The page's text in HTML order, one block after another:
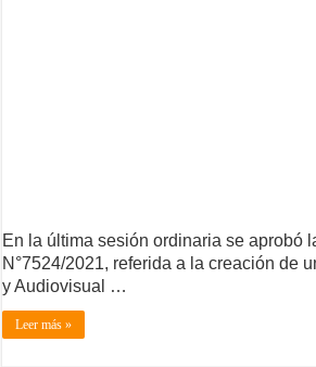
En la última sesión ordinaria se aprobó
N°7524/2021, referida a la creación de
y Audiovisual …
Leer más »